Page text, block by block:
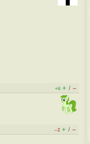
+6 + / –
–2 + / –